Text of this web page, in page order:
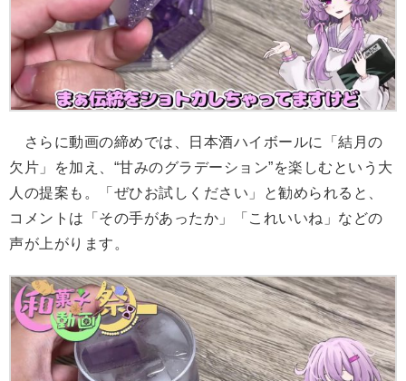
さらに動画の締めでは、日本酒ハイボールに「結月の
欠片」を加え、“甘みのグラデーション”を楽しむという大
人の提案も。「ぜひお試しください」と勧められると、
コメントは「その手があったか」「これいいね」などの
声が上がります。